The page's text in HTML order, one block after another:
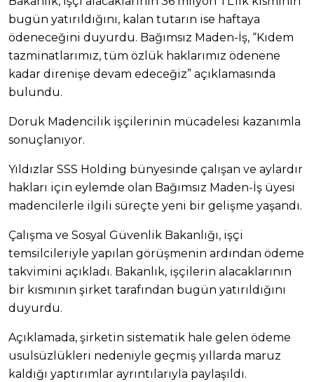
bugün yatırıldığını, kalan tutarın ise haftaya
ödeneceğini duyurdu. Bağımsız Maden-İş, “Kıdem
tazminatlarımız, tüm özlük haklarımız ödenene
kadar direnişe devam edeceğiz” açıklamasında
bulundu.
Doruk Madencilik işçilerinin mücadelesi kazanımla
sonuçlanıyor.
Yıldızlar SSS Holding bünyesinde çalışan ve aylardır
hakları için eylemde olan Bağımsız Maden-İş üyesi
madencilerle ilgili süreçte yeni bir gelişme yaşandı.
Çalışma ve Sosyal Güvenlik Bakanlığı, işçi
temsilcileriyle yapılan görüşmenin ardından ödeme
takvimini açıkladı. Bakanlık, işçilerin alacaklarının
bir kısmının şirket tarafından bugün yatırıldığını
duyurdu.
Açıklamada, şirketin sistematik hale gelen ödeme
usulsüzlükleri nedeniyle geçmiş yıllarda maruz
kaldığı yaptırımlar ayrıntılarıyla paylaşıldı.